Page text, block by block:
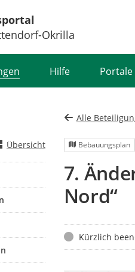
Okrilla
Hilfe Portale
Alle
Bebauungsplan
7.
Nord“
StatusKürzlich
Übersicht